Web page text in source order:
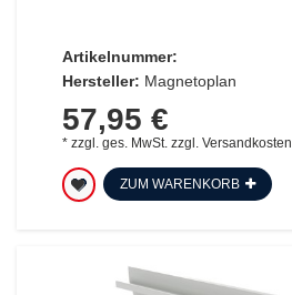
Artikelnummer:
Hersteller: Magnetoplan
57,95 €
* zzgl. ges. MwSt. zzgl. Versandkosten
ZUM WARENKORB